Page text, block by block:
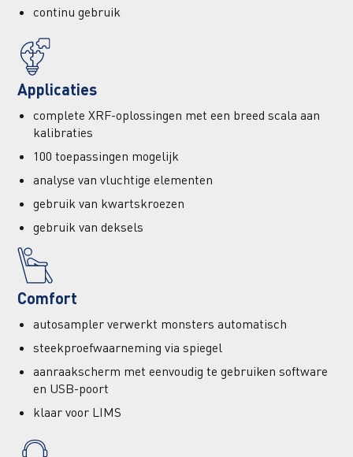
continu gebruik
Applicaties
complete XRF-oplossingen met een breed scala aan
kalibraties
100 toepassingen mogelijk
analyse van vluchtige elementen
gebruik van kwartskroezen
gebruik van deksels
Comfort
autosampler verwerkt monsters automatisch
steekproefwaarneming via spiegel
aanraakscherm met eenvoudig te gebruiken software
en USB-poort
klaar voor LIMS